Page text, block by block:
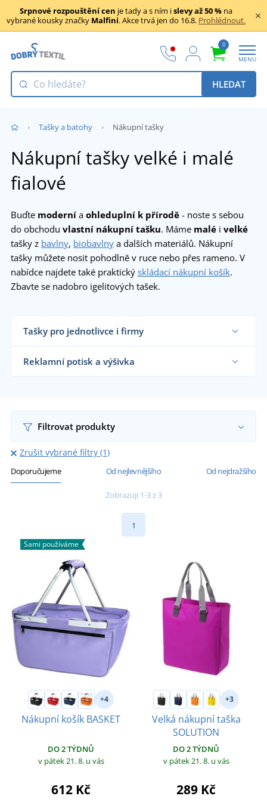
Srpnové rozpouštění cen je tady a s ním islevy až 50 % na
vybrané kousky značky Malfini. Akce trvá jen do 16.8. Prohlédnout.
0
MENU
HLEDAT
Tašky a batohy Nákupní tašky
Nákupní tašky velké i malé
fialové
Buďte moderní a ohleduplní k přírodě - noste s sebou
do obchodu vlastní nákupní tašku. Máme malé i velké
tašky z bavlny, biobavlny a dalších materiálů. Nákupní
tašky můžete nosit pohodlně v ruce nebo přes rameno. V
nabídce najdete také praktický skládací nákupní košík.
Zbavte se nadobro igelitových tašek.
Tašky pro jednotlivce i firmy
Dodáváme nákupní tašky reklamním agenturám,
firmám, obchodníkům s textilem i koncovým
zákazníkům již od 1 kusu.
Chci vědět více
Reklamní potisk a výšivka
Filtrovat produkty
Zrušit vybrané filtry (1)
Doporučujeme Od nejlevnějšího Od nejdražšího
Zobrazuji 1-3 z 3
1
Sami používáme
+4
Nákupní košík BASKET
DO 2 TÝDNŮ
v pátek 21. 8. u vás
612 Kč
+3
Velká nákupní taška
SOLUTION
DO 2 TÝDNŮ
v pátek 21. 8. u vás
289 Kč